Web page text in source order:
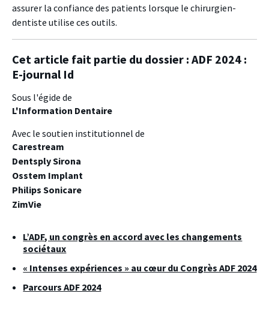
assurer la confiance des patients lorsque le chirurgien-
dentiste utilise ces outils.
Cet article fait partie du dossier : ADF 2024 :
E-journal Id
Sous l'égide de
L'Information Dentaire
Avec le soutien institutionnel de
Carestream
Dentsply Sirona
Osstem Implant
Philips Sonicare
ZimVie
L’ADF, un congrès en accord avec les changements
sociétaux
« Intenses expériences » au cœur du Congrès ADF 2024
Parcours ADF 2024